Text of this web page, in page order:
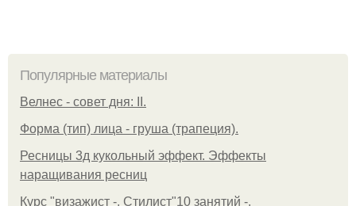
Популярные материалы
Велнес - совет дня: II.
Форма (тип) лица - груша (трапеция).
Ресницы 3д кукольный эффект. Эффекты
наращивания ресниц
Курс "визажист -. Стилист"10 занятий -.